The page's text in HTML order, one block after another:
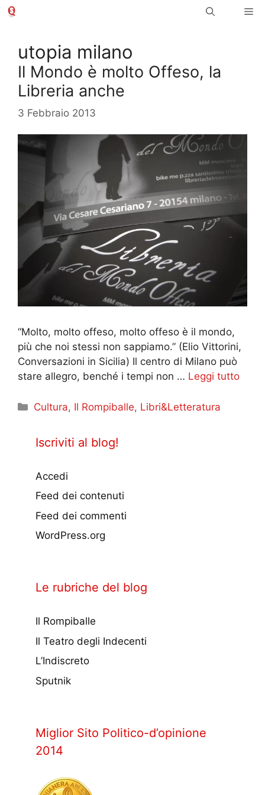
Vai
utopia milano
Il Mondo è molto Offeso, la
Libreria anche
3 Febbraio 2013
“Molto, molto offeso, molto offeso è il mondo,
più che noi stessi non sappiamo.” (Elio Vittorini,
Conversazioni in Sicilia) Il centro di Milano può
stare allegro, benché i tempi non … Leggi tutto
Categorie
Cultura, Il Rompiballe, Libri&Letteratura
Iscriviti al blog!
Accedi
Feed dei contenuti
Feed dei commenti
WordPress.org
Le rubriche del blog
Il Rompiballe
Il Teatro degli Indecenti
L’Indiscreto
Sputnik
Miglior Sito Politico-d’opinione
2014